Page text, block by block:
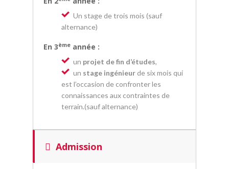
Un stage de trois mois (sauf
alternance)
En 3ème année :
un projet de fin d’études,
un stage ingénieurde six mois qui
est l’occasion de confronter les
connaissances aux contraintes de
terrain.(sauf alternance)
Admission